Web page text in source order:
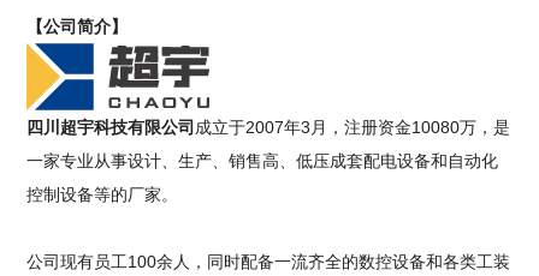
【公司简介】
四川超宇科技有限公司成立于2007年3月，注册资金10080万，是
一家专业从事设计、生产、销售高、低压成套配电设备和自动化
控制设备等的厂家。
公司现有员工100余人，同时配备一流齐全的数控设备和各类工装